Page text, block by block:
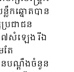
កឆ្នោតបាន
រជាជន
៧សំឡេង រីឯ
ែ
បណ្ដឹងចំនួន